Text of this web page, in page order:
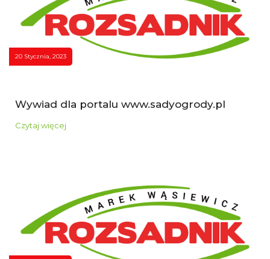
20 Stycznia, 2023
Wywiad dla portalu www.sadyogrody.pl
Czytaj więcej